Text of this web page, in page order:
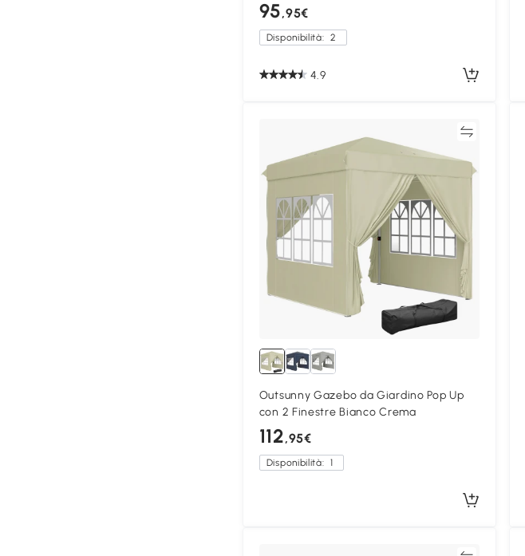
95,95€
Disponibilità: 2
4.9
Outsunny Gazebo da Giardino Pop Up
con 2 Finestre Bianco Crema
112,95€
Disponibilità: 1